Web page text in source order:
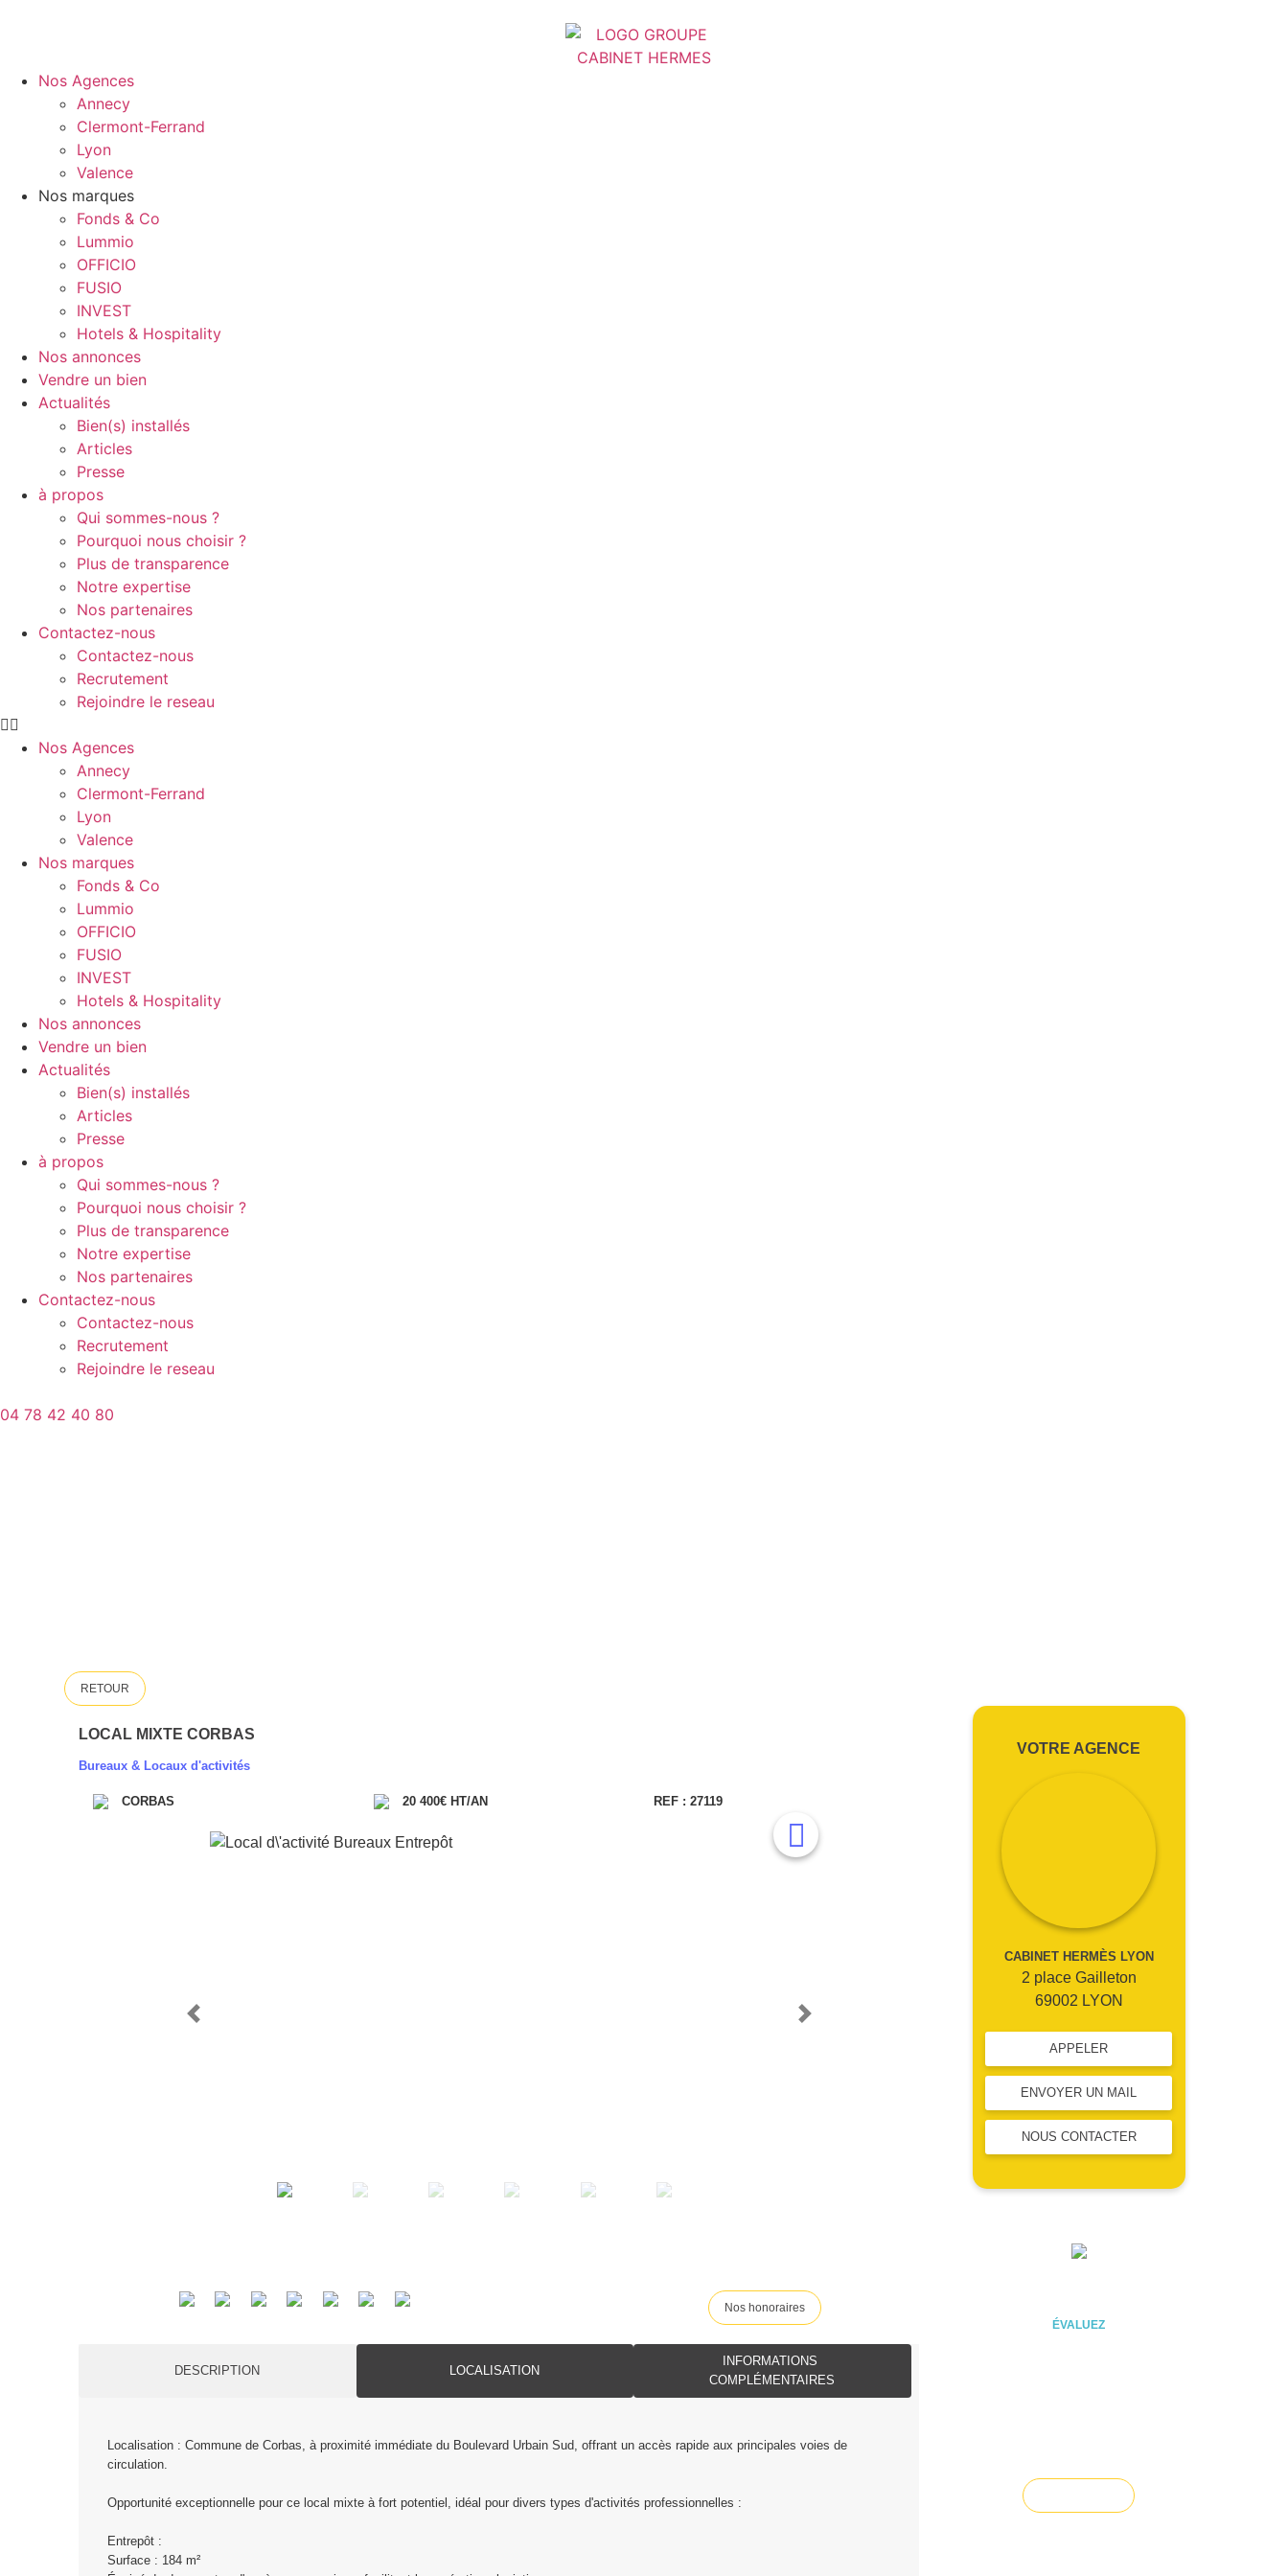
Nos Agences
Annecy
Clermont-Ferrand
Lyon
Valence
Nos marques
Fonds & Co
Lummio
OFFICIO
FUSIO
INVEST
Hotels & Hospitality
Nos annonces
Vendre un bien
Actualités
Bien(s) installés
Articles
Presse
à propos
Qui sommes-nous ?
Pourquoi nous choisir ?
Plus de transparence
Notre expertise
Nos partenaires
Contactez-nous
Contactez-nous
Recrutement
Rejoindre le reseau
Nos Agences
Annecy
Clermont-Ferrand
Lyon
Valence
Nos marques
Fonds & Co
Lummio
OFFICIO
FUSIO
INVEST
Hotels & Hospitality
Nos annonces
Vendre un bien
Actualités
Bien(s) installés
Articles
Presse
à propos
Qui sommes-nous ?
Pourquoi nous choisir ?
Plus de transparence
Notre expertise
Nos partenaires
Contactez-nous
Contactez-nous
Recrutement
Rejoindre le reseau
04 78 42 40 80
RETOUR
LOCAL MIXTE CORBAS
Bureaux & Locaux d'activités
CORBAS 20 400€ HT/AN REF : 27119
Nos honoraires
DESCRIPTION LOCALISATION
INFORMATIONS
COMPLÉMENTAIRES
Localisation : Commune de Corbas, à proximité immédiate du Boulevard Urbain Sud, offrant un accès rapide aux principales voies de
circulation.
Opportunité exceptionnelle pour ce local mixte à fort potentiel, idéal pour divers types d'activités professionnelles :
Entrepôt :
Surface : 184 m²
VOTRE AGENCE
CABINET HERMÈS LYON
2 place Gailleton
69002 LYON
APPELER
ENVOYER UN MAIL
NOUS CONTACTER
ÉVALUEZ